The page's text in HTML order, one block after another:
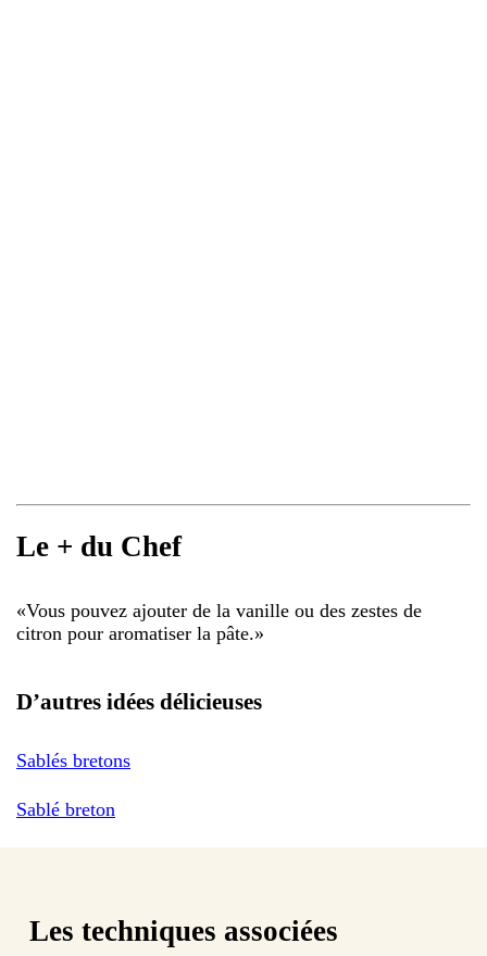
Le + du Chef
«Vous pouvez ajouter de la vanille ou des zestes de
citron pour aromatiser la pâte.»
D’autres idées délicieuses
Sablés bretons
Sablé breton
Les techniques associées